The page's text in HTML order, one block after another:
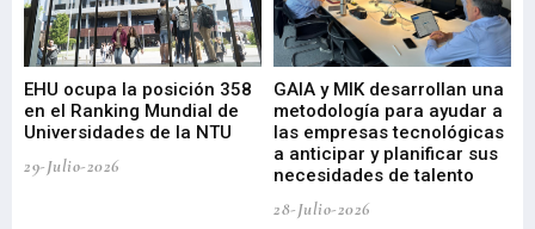
EHU ocupa la posición 358
en el Ranking Mundial de
Universidades de la NTU
29-Julio-2026
GAIA y MIK desarrollan una
metodología para ayudar a
las empresas tecnológicas
a anticipar y planificar sus
necesidades de talento
28-Julio-2026